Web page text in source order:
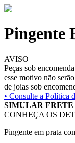
Pingente
AVISO
Peças sob
esse motivo não
de joias sob
• Consulte a Política
SIMULAR FRETE
CONHEÇA OS
Pingente em prata